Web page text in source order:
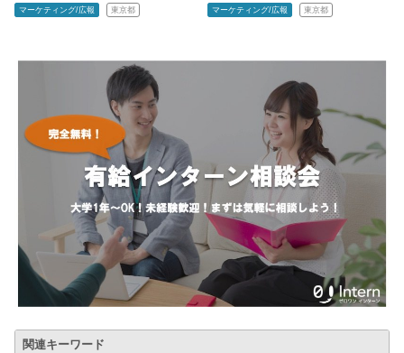
マーケティング/広報 東京都 マーケティング/広報 東京都
関連キーワード